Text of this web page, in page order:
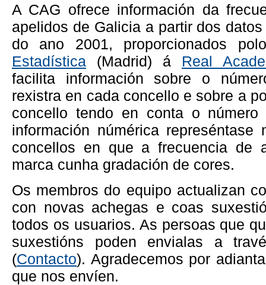
A CAG ofrece información da
apelidos de Galicia a partir dos
do ano 2001, proporcionados
Estadística (Madrid) á Real
facilita información sobre o
rexistra en cada concello e sobre a
concello tendo en conta o
información númérica
concellos en que a frecuencia de
marca cunha gradación de cores.
Os membros do equipo actualizan
con novas achegas e coas
todos os usuarios. As persoas que
suxestións poden envialas a
(Contacto). Agradecemos por
que nos envíen.